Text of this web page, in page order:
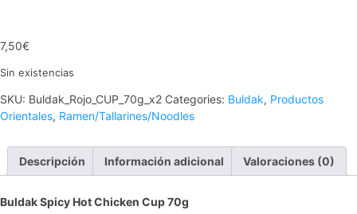
7,50€
Sin existencias
SKU: Buldak_Rojo_CUP_70g_x2 Categories: Buldak, Productos
Orientales, Ramen/Tallarines/Noodles
Descripción Información adicional Valoraciones (0)
Buldak Spicy Hot Chicken Cup 70g